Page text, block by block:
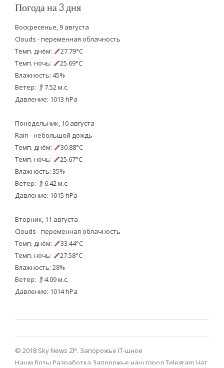
Погода на 3 дня
Воскресенье, 9 августа
Clouds - переменная облачность
Темп. днём:
27.79°C
Темп. ночь:
25.69°C
Влажность: 45%
Ветер:
7.52 м.с.
Давление: 1013 hPa
Понедельник, 10 августа
Rain - небольшой дождь
Темп. днём:
30.88°C
Темп. ночь:
25.67°C
Влажность: 35%
Ветер:
6.42 м.с.
Давление: 1015 hPa
Вторник, 11 августа
Clouds - переменная облачность
Темп. днём:
33.44°C
Темп. ночь:
27.58°C
Влажность: 28%
Ветер:
4.09 м.с.
Давление: 1014 hPa
© 2018 Sky News ZP. Запорожье IT-шное
Наши боты Разработка Запорожье наш город Telegram Чат